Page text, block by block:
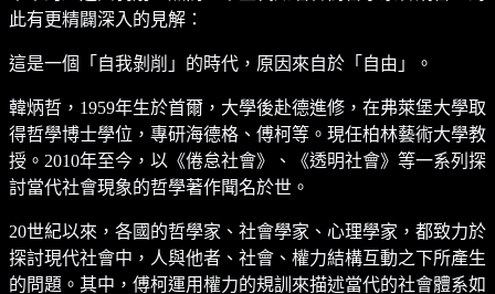
此有更精闢深入的見解：
這是一個「自我剝削」的時代，原因來自於「自由」。
韓炳哲，1959年生於首爾，大學後赴德進修，在弗萊堡大學取
得哲學博士學位，專研海德格、傅柯等。現任柏林藝術大學教
授。2010年至今，以《倦怠社會》、《透明社會》等一系列探
討當代社會現象的哲學著作聞名於世。
20世紀以來，各國的哲學家、社會學家、心理學家，都致力於
探討現代社會中，人與他者、社會、權力結構互動之下所產生
的問題。其中，傅柯運用權力的規訓來描述當代的社會體系如